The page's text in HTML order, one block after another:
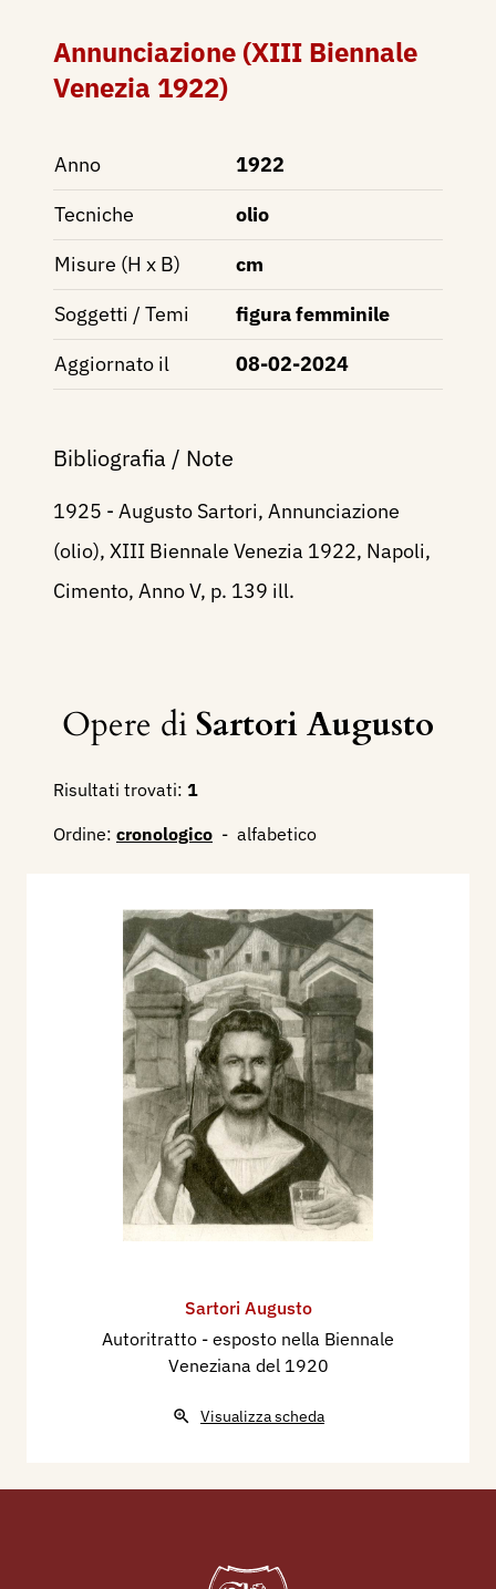
Annunciazione (XIII Biennale
Venezia 1922)
Anno
1922
Tecniche
olio
Misure (H x B)
cm
Soggetti / Temi
figura femminile
Aggiornato il
08-02-2024
Bibliografia / Note
1925 - Augusto Sartori, Annunciazione
(olio), XIII Biennale Venezia 1922, Napoli,
Cimento, Anno V, p. 139 ill.
Opere diSartori Augusto
Risultati trovati: 1
Ordine: cronologico - alfabetico
Sartori Augusto
Autoritratto - esposto nella Biennale
Veneziana del 1920
Visualizza scheda